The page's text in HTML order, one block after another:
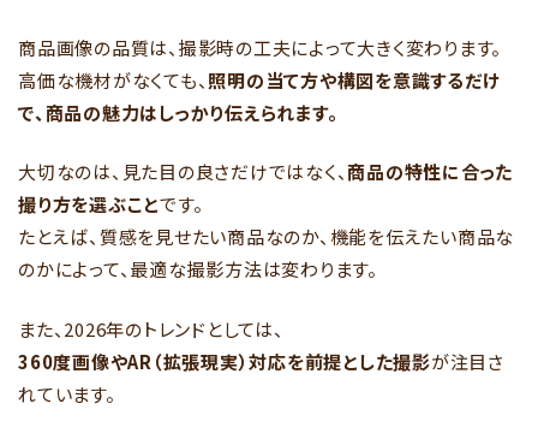
商品画像の品質は、撮影時の工夫によって大きく変わります。
高価な機材がなくても、 照明の当て方や構図を意識するだけ
で、商品の魅力はしっかり伝えられます。
大切なのは、見た目の良さだけではなく、 商品の特性に合った
撮り方を選ぶことです。
たとえば、質感を見せたい商品なのか、機能を伝えたい商品な
のかによって、最適な撮影方法は変わります。
また、2026年のトレンドとしては、
360度画像やAR（拡張現実）対応を前提とした撮影が注目さ
れています。